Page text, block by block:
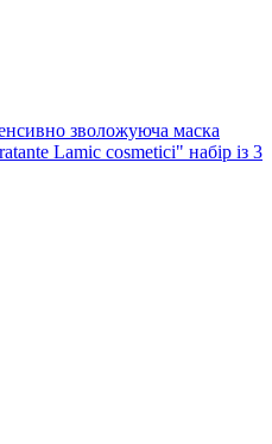
зволожуюча маска
Lamic cosmetici" набір із 3